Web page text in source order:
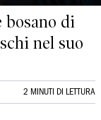
bosano di
nel suo
2 MINUTI DI LETTURA